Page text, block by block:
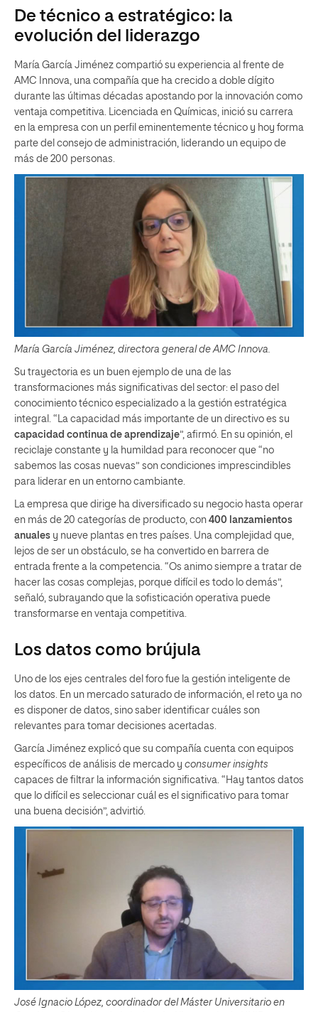
De técnico a estratégico: la
evolución del liderazgo
María García Jiménez compartió su experiencia al frente de
AMC Innova, una compañía que ha crecido a doble dígito
durante las últimas décadas apostando por la innovación como
ventaja competitiva. Licenciada en Químicas, inició su carrera
en la empresa con un perfil eminentemente técnico y hoy forma
parte del consejo de administración, liderando un equipo de
más de 200 personas.
María García Jiménez, directora general de AMC Innova.
Su trayectoria es un buen ejemplo de una de las
transformaciones más significativas del sector: el paso del
conocimiento técnico especializado a la gestión estratégica
integral. “La capacidad más importante de un directivo es su
capacidad continua de aprendizaje”, afirmó. En su opinión, el
reciclaje constante y la humildad para reconocer que “no
sabemos las cosas nuevas” son condiciones imprescindibles
para liderar en un entorno cambiante.
La empresa que dirige ha diversificado su negocio hasta operar
en más de 20 categorías de producto, con 400 lanzamientos
anuales y nueve plantas en tres países. Una complejidad que,
lejos de ser un obstáculo, se ha convertido en barrera de
entrada frente a la competencia. “Os animo siempre a tratar de
hacer las cosas complejas, porque difícil es todo lo demás”,
señaló, subrayando que la sofisticación operativa puede
transformarse en ventaja competitiva.
Los datos como brújula
Uno de los ejes centrales del foro fue la gestión inteligente de
los datos. En un mercado saturado de información, el reto ya no
es disponer de datos, sino saber identificar cuáles son
relevantes para tomar decisiones acertadas.
García Jiménez explicó que su compañía cuenta con equipos
específicos de análisis de mercado y consumer insights
capaces de filtrar la información significativa. “Hay tantos datos
que lo difícil es seleccionar cuál es el significativo para tomar
una buena decisión”, advirtió.
José Ignacio López, coordinador del Máster Universitario en